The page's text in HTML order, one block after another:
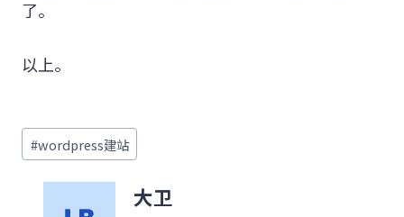
了。
以上。
文
章
#wordpress建站
大卫